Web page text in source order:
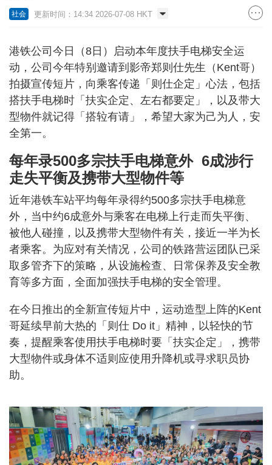
社会 更新时间：14:34 2026-07-08 HKT
港铁公司今日（8日）启动本年度扶手电梯安全运
动，公司今年特别邀请到影帝郑则仕先生（Kent哥）
拍摄宣传短片，向乘客传递「则仕企定」心法，包括
搭扶手电梯时「扶实企定、左右都要定」，以及带大
型物件就记得「搭䢂有请」，希望大家为己为人，安
全第一。
每年录500多宗扶手电梯意外 6成涉行
走失平衡及携带大型物件等
近年港铁车站平均每年录得约500多宗扶手电梯意
外，当中约6成意外与乘客在电梯上行走而失平衡、
被他人碰撞，以及携带大型物件有关，接近一半为长
者乘客。为应对有关情况，公司的铁路营运团队已采
取多管齐下的策略，从设施检查、日常保养及安全教
育等多方面，全面加强扶手电梯的安全管理。
在今日推出的全新宣传短片中，运动造型上阵的Kent
哥延续早前大热的「则仕 Do it」精神，以轻快的节
奏，提醒乘客使用扶手电梯时要「扶实企定」，携带
大型物件或身体不适则应使用升降机或寻求职员协
助。